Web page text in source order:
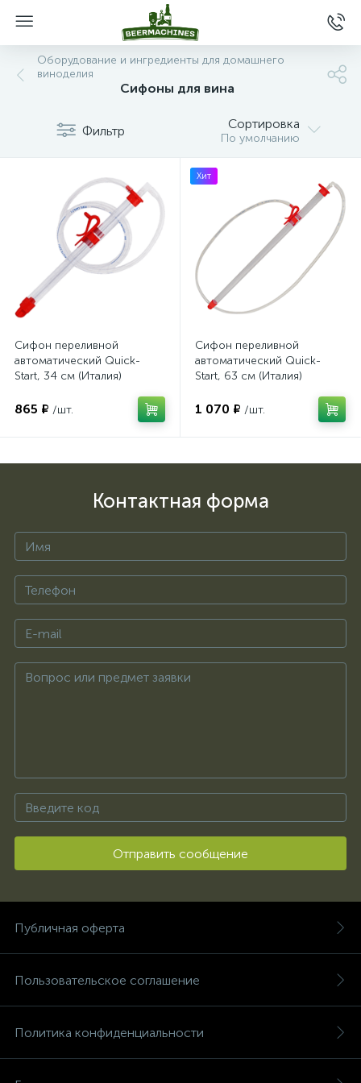
Оборудование и ингредиенты для домашнего
виноделия
Сифоны для вина
Фильтр Сортировка
По умолчанию
Сифон переливной
автоматический Quick-
Start, 34 см (Италия)
865 ₽ /шт.
Хит
Сифон переливной
автоматический Quick-
Start, 63 см (Италия)
1 070 ₽ /шт.
Контактная форма
Отправить сообщение
Публичная оферта
Пользовательское соглашение
Политика конфиденциальности